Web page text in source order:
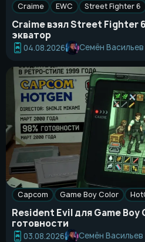
Craime EWC Street Fighter 6
Craime взял Street Fighter
экватор
04.08.2026 Семён Васильев
Capcom Game Boy Color
Resident Evil для Game Boy
готовности
03.08.2026 Семён Васильев